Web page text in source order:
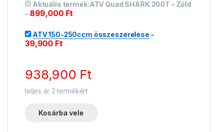
Aktuális termék:ATV Quad SHARK 200T – Zöld
- 899,000 Ft
ATV 150-250ccm összeszerelése -
39,900 Ft
938,900 Ft
teljes ár 2termékért
Kosárba vele